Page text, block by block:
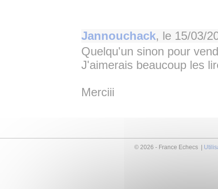
Jannouchack, le 15/03/
Quelqu'un sinon pour
J'aimerais beaucoup les
Merciii
© 2026 - France Echecs |